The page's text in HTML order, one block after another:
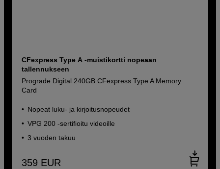
CFexpress Type A -muistikortti nopeaan
tallennukseen
Prograde Digital 240GB CFexpress Type A Memory
Card
Nopeat luku- ja kirjoitusnopeudet
VPG 200 -sertifioitu videoille
3 vuoden takuu
359 EUR